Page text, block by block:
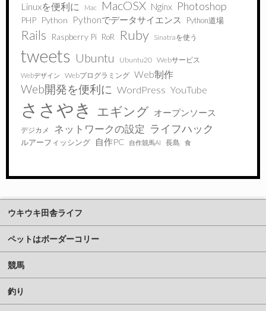
Linuxを便利に Mac MacOSX Nginx Photoshop
PHP Python Pythonでデータサイエンス Python道場
Rails Raspberry Pi RoR Ruby Sinatraを使う
tweets Ubuntu Ubuntu20 Webサービス
Webデザイン Webプログラミング Web制作
Web開発を便利に WordPress YouTube
ささやき エギング オープンソース
デジカメ ネットワークの設定 ライフハック
ルアーフィッシング 自作PC 自作競馬AI 長島 食
ウキウキ田舎ライフ
ペットはボーダーコリー
競馬
釣り